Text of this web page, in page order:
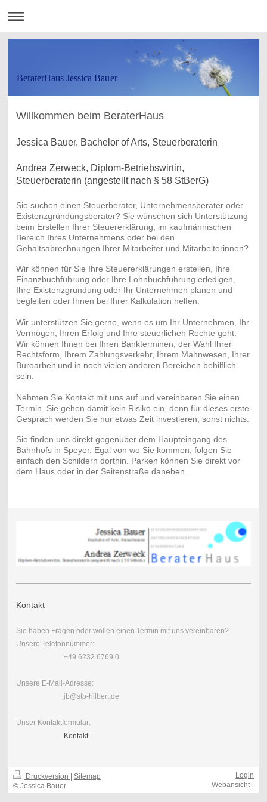
BeraterHaus Jessica Bauer
Willkommen beim BeraterHaus
Jessica Bauer, Bachelor of Arts, Steuerberaterin
Andrea Zerweck, Diplom-Betriebswirtin,
Steuerberaterin (angestellt nach § 58 StBerG)
Sie suchen einen Steuerberater, Unternehmensberater oder
Existenzgründungsberater? Sie wünschen sich Unterstützung
beim Erstellen Ihrer Steuererklärung, im kaufmännischen
Bereich Ihres Unternehmens oder bei den
Gehaltsabrechnungen Ihrer Mitarbeiter und Mitarbeiterinnen?
Wir können für Sie Ihre Steuererklärungen erstellen, Ihre
Finanzbuchführung oder Ihre Lohnbuchführung erledigen,
Ihre Existenzgründung oder Ihr Unternehmen planen und
begleiten oder Ihnen bei Ihrer Kalkulation helfen.
Wir unterstützen Sie gerne, wenn es um Ihr Unternehmen, Ihr
Vermögen, Ihren Erfolg und Ihre steuerlichen Rechte geht.
Wir können Ihnen bei Ihren Bankterminen, der Wahl Ihrer
Rechtsform, Ihrem Zahlungsverkehr, Ihrem Mahnwesen, Ihrer
Büroarbeit und in noch vielen anderen Bereichen behilflich
sein.
Nehmen Sie Kontakt mit uns auf und vereinbaren Sie einen
Termin. Sie gehen damit kein Risiko ein, denn für dieses erste
Gespräch werden Sie nur etwas Zeit investieren, sonst nichts.
Sie finden uns direkt gegenüber dem Haupteingang des
Bahnhofs in Speyer. Egal von wo Sie kommen, folgen Sie
einfach den Schildern dorthin. Parken können Sie direkt vor
dem Haus oder in der Seitenstraße daneben.
Kontakt
Sie haben Fragen oder wollen einen Termin mit uns vereinbaren?
Unsere Telefonnummer:
+49 6232 6769 0
Unsere E-Mail-Adresse:
jb@stb-hilbert.de
Unser Kontaktformular:
Kontakt
Druckversion | Sitemap
© Jessica Bauer
Login
-Webansicht -